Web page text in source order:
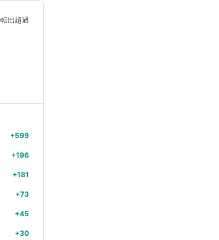
転出超過
+599
+196
+181
+73
+45
+30